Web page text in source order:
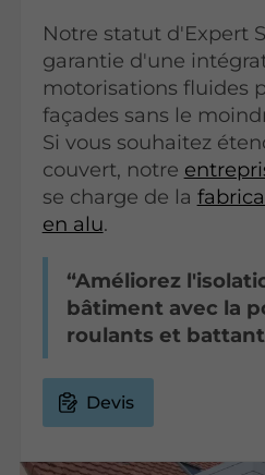
Notre statut d'Expert
garantie d'une
motorisations fluides
façades sans le
Si vous souhaitez
couvert, notre
se charge de la
en alu.
Améliorez
bâtiment avec la
roulants et
Devis